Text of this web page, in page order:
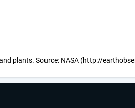
plants. Source: NASA (http://